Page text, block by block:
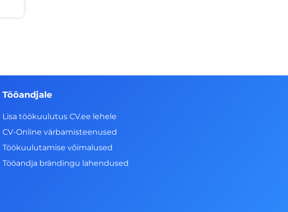
Tööandjale
Lisa töökuulutus CV.ee lehele
CV-Online värbamisteenused
Töökuulutamise võimalused
Tööandja brändingu lahendused